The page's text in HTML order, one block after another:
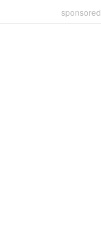
時間や場所に囚
sponsored